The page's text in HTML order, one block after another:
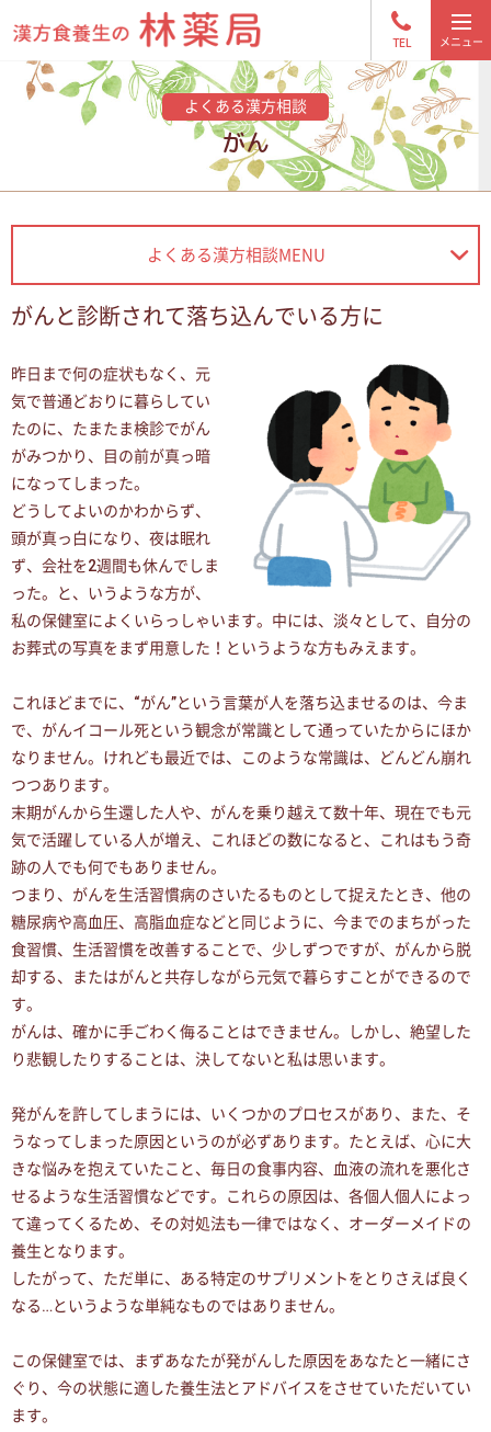
TEL
よくある漢方相談
がん
よくある漢方相談MENU
がんと診断されて落ち込んでいる方に
昨日まで何の症状もなく、元
気で普通どおりに暮らしてい
たのに、たまたま検診でがん
がみつかり、目の前が真っ暗
になってしまった。
どうしてよいのかわからず、
頭が真っ白になり、夜は眠れ
ず、会社を2週間も休んでしま
った。と、いうような方が、
私の保健室によくいらっしゃいます。中には、淡々として、自分の
お葬式の写真をまず用意した！というような方もみえます。
これほどまでに、“がん”という言葉が人を落ち込ませるのは、今ま
で、がんイコール死という観念が常識として通っていたからにほか
なりません。けれども最近では、このような常識は、どんどん崩れ
つつあります。
末期がんから生還した人や、がんを乗り越えて数十年、現在でも元
気で活躍している人が増え、これほどの数になると、これはもう奇
跡の人でも何でもありません。
つまり、がんを生活習慣病のさいたるものとして捉えたとき、他の
糖尿病や高血圧、高脂血症などと同じように、今までのまちがった
食習慣、生活習慣を改善することで、少しずつですが、がんから脱
却する、またはがんと共存しながら元気で暮らすことができるので
す。
がんは、確かに手ごわく侮ることはできません。しかし、絶望した
り悲観したりすることは、決してないと私は思います。
発がんを許してしまうには、いくつかのプロセスがあり、また、そ
うなってしまった原因というのが必ずあります。たとえば、心に大
きな悩みを抱えていたこと、毎日の食事内容、血液の流れを悪化さ
せるような生活習慣などです。これらの原因は、各個人個人によっ
て違ってくるため、その対処法も一律ではなく、オーダーメイドの
養生となります。
したがって、ただ単に、ある特定のサプリメントをとりさえば良く
なる…というような単純なものではありません。
この保健室では、まずあなたが発がんした原因をあなたと一緒にさ
ぐり、今の状態に適した養生法とアドバイスをさせていただいてい
ます。